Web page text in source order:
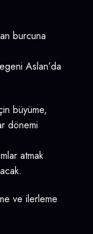
burcuna
Aslan’da
büyüme,
dönemi
atmak
ve ilerleme